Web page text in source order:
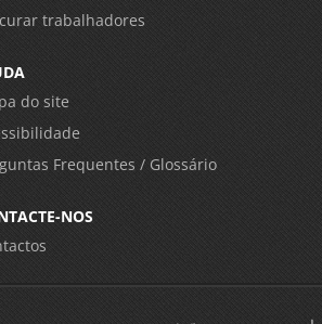
trabalhadores
do site
Frequentes / Glossário
NOS